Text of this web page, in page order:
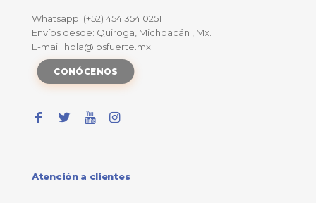
Whatsapp: (+52) 454 354 0251
Envíos desde: Quiroga, Michoacán , Mx.
E-mail: hola@losfuerte.mx
CONÓCENOS
Atención a clientes